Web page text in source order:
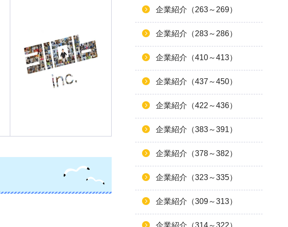
企業紹介（263～269）
企業紹介（283～286）
企業紹介（410～413）
企業紹介（437～450）
企業紹介（422～436）
企業紹介（383～391）
企業紹介（378～382）
企業紹介（323～335）
企業紹介（309～313）
企業紹介（314～322）